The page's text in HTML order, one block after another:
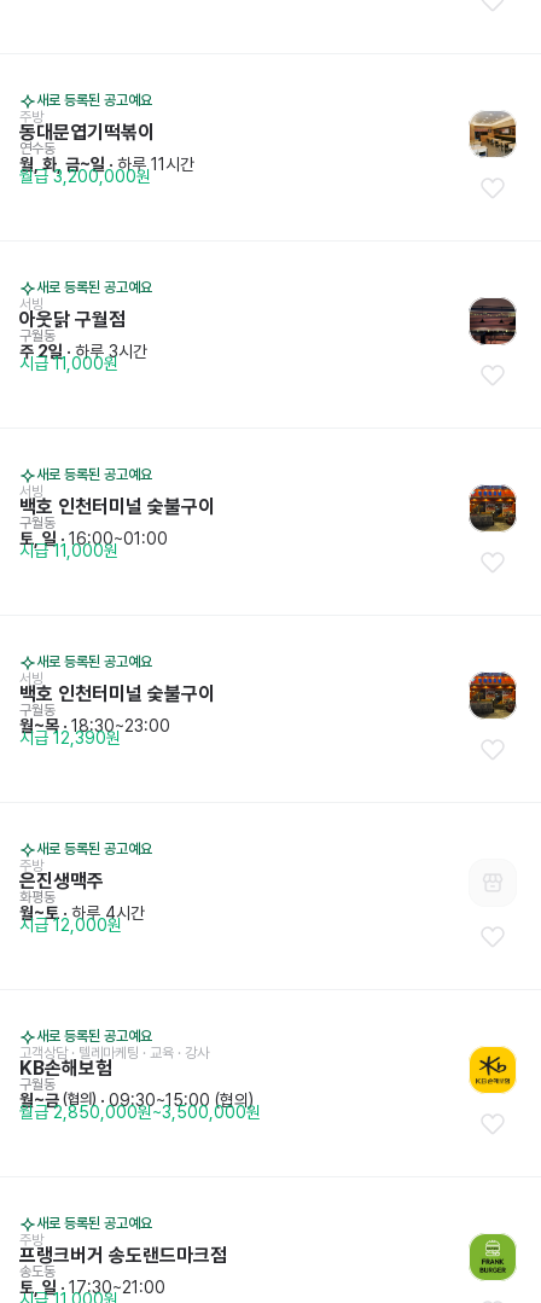
새로 등록된 공고예요
주방
동대문엽기떡볶이
연수동
월, 화, 금~일 · 하루 11시간
월급 3,200,000원
새로 등록된 공고예요
서빙
아웃닭 구월점
구월동
주 2일 · 하루 3시간
시급 11,000원
새로 등록된 공고예요
서빙
백호 인천터미널 숯불구이
구월동
토, 일 · 16:00~01:00
시급 11,000원
새로 등록된 공고예요
서빙
백호 인천터미널 숯불구이
구월동
월~목 · 18:30~23:00
시급 12,390원
새로 등록된 공고예요
주방
은진생맥주
화평동
월~토 · 하루 4시간
시급 12,000원
새로 등록된 공고예요
고객상담 · 텔레마케팅 · 교육 · 강사
KB손해보험
구월동
월~금 (협의) · 09:30~15:00 (협의)
월급 2,850,000원~3,500,000원
새로 등록된 공고예요
주방
프랭크버거 송도랜드마크점
송도동
토, 일 · 17:30~21:00